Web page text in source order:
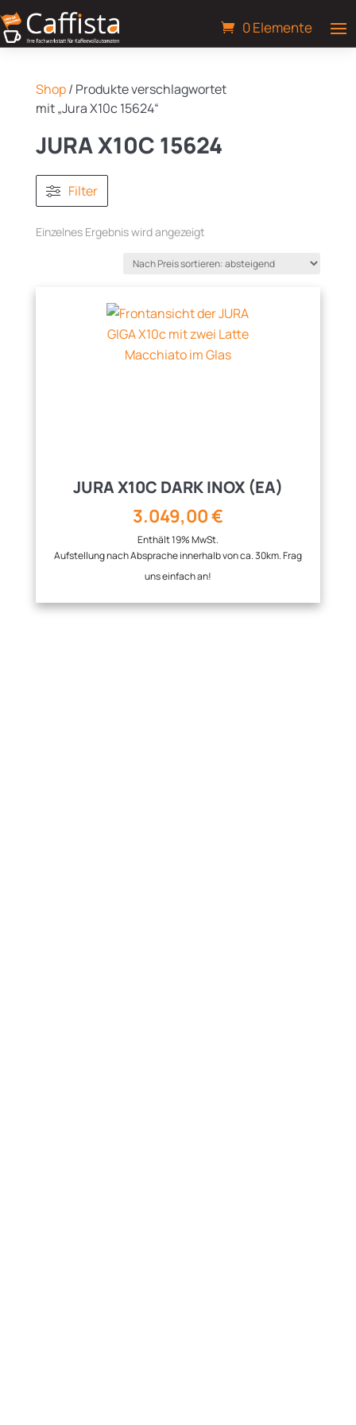
0 Elemente
Shop/ Produkte verschlagwortet
mit „Jura X10c 15624“
JURA X10C 15624
Filter
Einzelnes Ergebnis wird angezeigt
JURA X10C DARK INOX (EA)
3.049,00€
Enthält 19% MwSt.
Aufstellung nach Absprache innerhalb von ca. 30km. Frag
uns einfach an!